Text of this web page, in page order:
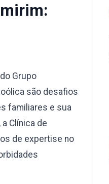
Grupo
são desafios
familiares e sua
Clínica de
de expertise no